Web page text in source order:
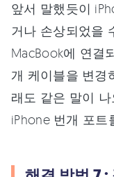
앞서 말했듯이
거나 손상되었을
MacBook에 연결
개 케이블을 변경
래도 같은 말이
iPhone 번개 포트